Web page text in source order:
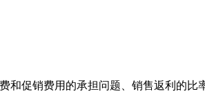
促销费用的承担问题、销售返利的比